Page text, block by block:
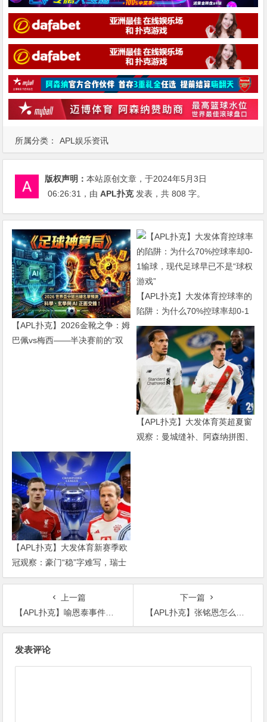
所属分类： APL娱乐资讯
版权声明：本站原创文章，于2024年5月3日
06:26:31 ，由APL扑克发表，共 808 字。
【APL扑克】2026金靴之争：姆
巴佩vs梅西——半决赛前的“双
【APL扑克】大发体育控球率的
陷阱：为什么70%控球率却0-1
输球，现代足球早已不是“球权
游戏”
【APL扑克】大发体育英超夏窗
观察：曼城缝补、阿森纳拼图、
【APL扑克】大发体育新赛季欧
冠观察：豪门“稳”字难写，瑞士
轮赛制让每一场都变成生死
上一篇
【APL扑克】喻恩泰事件怎么回事? 喻恩泰性骚扰别人是真的吗?
下一篇
【APL扑克】张铭恩怎么没消息了? 扒张铭恩近况
发表评论